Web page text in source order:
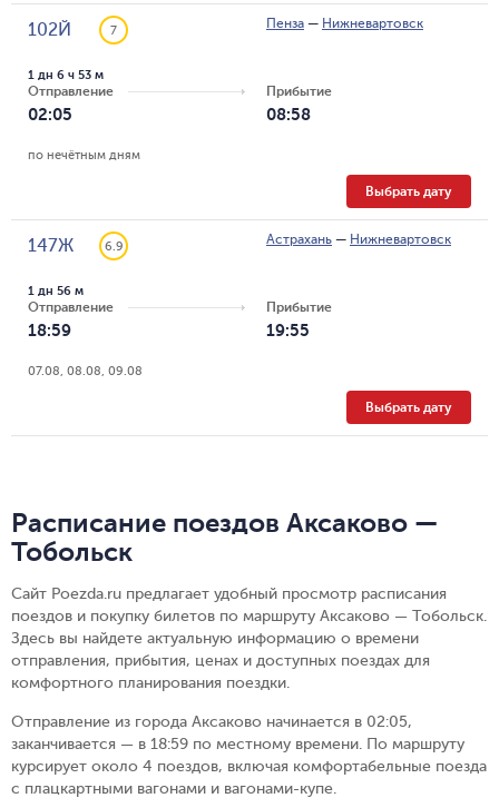
102Й 7 Пенза — Нижневартовск
Отправление
02:05
1 дн 6 ч 53 м
Прибытие
08:58
по нечётным дням
Выбрать дату
147Ж 6.9 Астрахань — Нижневартовск
Отправление
18:59
1 дн 56 м
Прибытие
19:55
07.08, 08.08, 09.08
Выбрать дату
Расписание поездов Аксаково —
Тобольск
Сайт Poezda.ru предлагает удобный просмотр расписания
поездов и покупку билетов по маршруту Аксаково — Тобольск.
Здесь вы найдете актуальную информацию о времени
отправления, прибытия, ценах и доступных поездах для
комфортного планирования поездки.
Отправление из города Аксаково начинается в 02:05,
заканчивается — в 18:59 по местному времени. По маршруту
курсирует около 4 поездов, включая комфортабельные поезда
с плацкартными вагонами и вагонами-купе.